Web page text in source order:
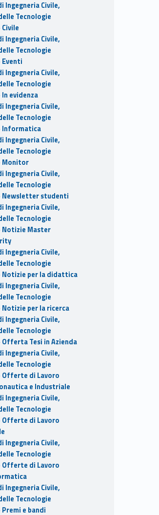
Ingegneria Civile,
Tecnologie
Ingegneria Civile,
Tecnologie
Ingegneria Civile,
Tecnologie
evidenza
Ingegneria Civile,
Tecnologie
Informatica
Ingegneria Civile,
Tecnologie
Monitor
Ingegneria Civile,
Tecnologie
Newsletter studenti
Ingegneria Civile,
Tecnologie
Master
Ingegneria Civile,
Tecnologie
Notizie per la didattica
Ingegneria Civile,
Tecnologie
per la ricerca
Ingegneria Civile,
Tecnologie
Tesi in Azienda
Ingegneria Civile,
Tecnologie
Offerte di Lavoro
e Industriale
Ingegneria Civile,
Tecnologie
Offerte di Lavoro
Ingegneria Civile,
Tecnologie
Offerte di Lavoro
Ingegneria Civile,
Tecnologie
e bandi